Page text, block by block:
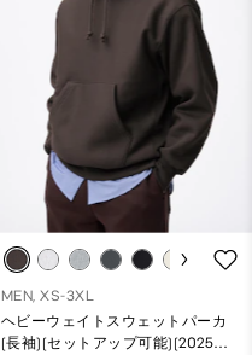
MEN, XS-3XL
ヘビーウェイトスウェットパーカ
(長袖)(セットアップ可能)(2025年